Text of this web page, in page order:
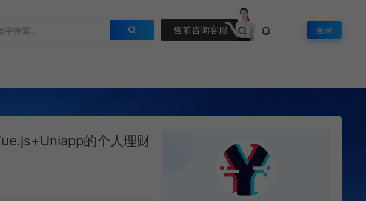
售前咨询客服 登录
的个人理财